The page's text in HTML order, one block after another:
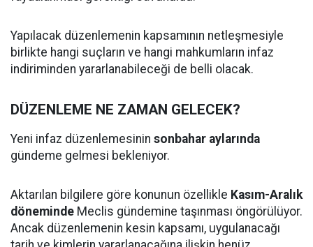
Yapılacak düzenlemenin kapsamının netleşmesiyle
birlikte hangi suçların ve hangi mahkumların infaz
indiriminden yararlanabileceği de belli olacak.
DÜZENLEME NE ZAMAN GELECEK?
Yeni infaz düzenlemesinin sonbahar aylarında
gündeme gelmesi bekleniyor.
Aktarılan bilgilere göre konunun özellikle Kasım-Aralık
döneminde Meclis gündemine taşınması öngörülüyor.
Ancak düzenlemenin kesin kapsamı, uygulanacağı